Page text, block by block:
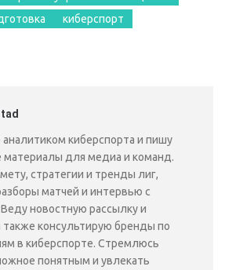
киберспорт
киберспорта и пишу
материалы для медиа и команд.
стратегии и тренды лиг,
матчей и интервью с
новостную рассылку и
также консультирую бренды по
в киберспорте. Стремлюсь
понятным и увлекать